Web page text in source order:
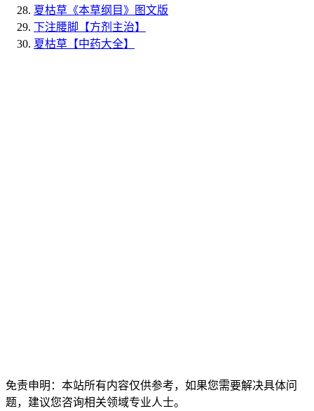
夏枯草 《本草纲目》图文版
下注腰脚 【方剂主治】
夏枯草 【中药大全】
免责申明：本站所有内容仅供参考，如果您需要解决具体问
题，建议您咨询相关领域专业人士。